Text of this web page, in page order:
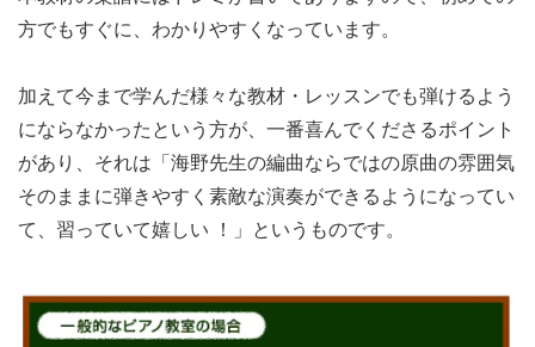
方でもすぐに、わかりやすくなっています。
加えて今まで学んだ様々な教材・レッスンでも弾けるよう
にならなかったという方が、一番喜んでくださるポイント
があり、それは「海野先生の編曲ならではの原曲の雰囲気
そのままに弾きやすく素敵な演奏ができるようになってい
て、習っていて嬉しい ！」というものです。